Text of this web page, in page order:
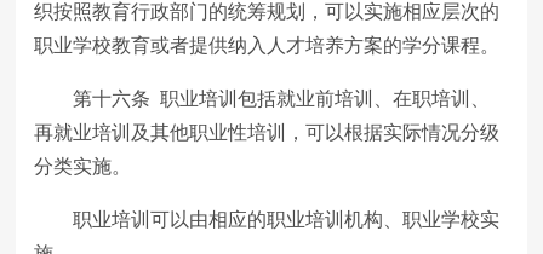
织按照教育行政部门的统筹规划，可以实施相应层次的
职业学校教育或者提供纳入人才培养方案的学分课程。
第十六条 职业培训包括就业前培训、在职培训、
再就业培训及其他职业性培训，可以根据实际情况分级
分类实施。
职业培训可以由相应的职业培训机构、职业学校实